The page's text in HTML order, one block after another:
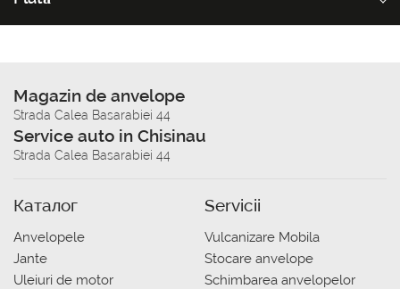
Magazin de anvelope
Strada Calea Basarabiei 44
Service auto in Chisinau
Strada Calea Basarabiei 44
Каталог
Anvelopele
Jante
Uleiuri de motor
Servicii
Vulcanizare Mobila
Stocare anvelope
Schimbarea anvelopelor